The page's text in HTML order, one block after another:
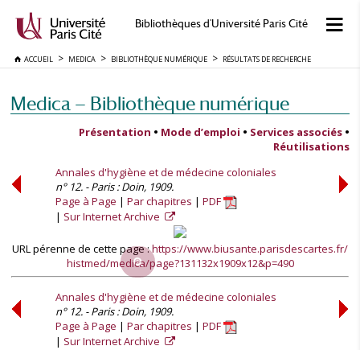
Bibliothèques d'Université Paris Cité
ACCUEIL MEDICA BIBLIOTHÈQUE NUMÉRIQUE RÉSULTATS DE RECHERCHE
Medica — Bibliothèque numérique
Présentation • Mode d’emploi • Services associés •
Réutilisations
Annales d'hygiène et de médecine coloniales
n° 12. - Paris : Doin, 1909.
Page à Page
Par chapitres
PDF
Sur Internet Archive
URL pérenne de cette page :https://www.biusante.parisdescartes.fr/
histmed/medica/page?131132x1909x12&p=490
Annales d'hygiène et de médecine coloniales
n° 12. - Paris : Doin, 1909.
Page à Page
Par chapitres
PDF
Sur Internet Archive